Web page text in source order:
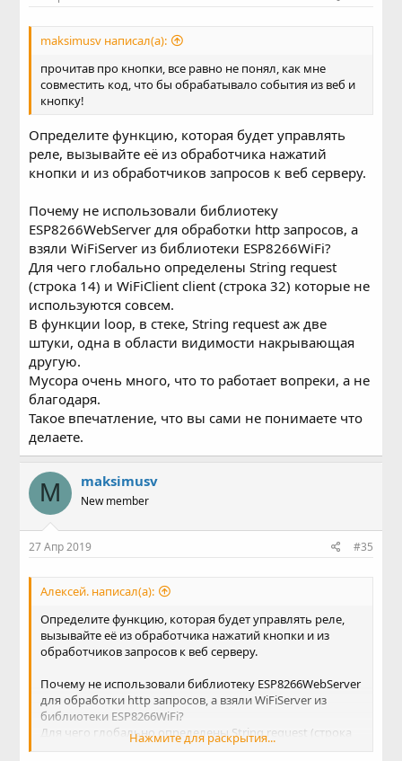
maksimusv написал(а):
прочитав про кнопки, все равно не понял, как мне
совместить код, что бы обрабатывало события из веб и
кнопку!
Определите функцию, которая будет управлять
реле, вызывайте её из обработчика нажатий
кнопки и из обработчиков запросов к веб серверу.
Почему не использовали библиотеку
ESP8266WebServer для обработки http запросов, а
взяли WiFiServer из библиотеки ESP8266WiFi?
Для чего глобально определены String request
(строка 14) и WiFiClient client (строка 32) которые не
используются совсем.
В функции loop, в стеке, String request аж две
штуки, одна в области видимости накрывающая
другую.
Мусора очень много, что то работает вопреки, а не
благодаря.
Такое впечатление, что вы сами не понимаете что
делаете.
M maksimusv
New member
27 Апр 2019 #35
Алексей. написал(а):
Определите функцию, которая будет управлять реле,
вызывайте её из обработчика нажатий кнопки и из
обработчиков запросов к веб серверу.
Почему не использовали библиотеку ESP8266WebServer
для обработки http запросов, а взяли WiFiServer из
библиотеки ESP8266WiFi?
Для чего глобально определены String request (строка
14) и WiFiClient client (строка 32) которые не
Нажмите для раскрытия...